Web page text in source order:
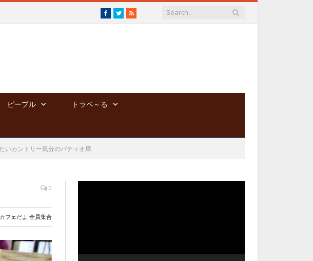
Facebook
TwitterRSS
ピープル トラベ～る
いカントリー気分のパティオ席
0
カフェだよ 全員集合